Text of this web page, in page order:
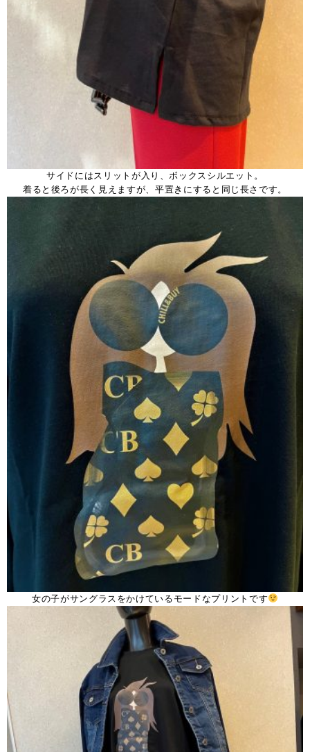
サイドにはスリットが入り、ボックスシルエット。
着ると後ろが長く見えますが、平置きにすると同じ長さです。
女の子がサングラスをかけているモードなプリントです